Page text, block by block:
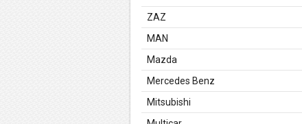
ZAZ
MAN
Mazda
Mercedes Benz
Mitsubishi